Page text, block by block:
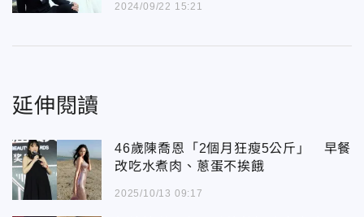
2024/09/22 15:21
延伸閱讀
46歲陳喬恩「2個月狂瘦5公斤」 早餐
改吃水煮肉、蔥蛋不挨餓
2025/10/13 09:17